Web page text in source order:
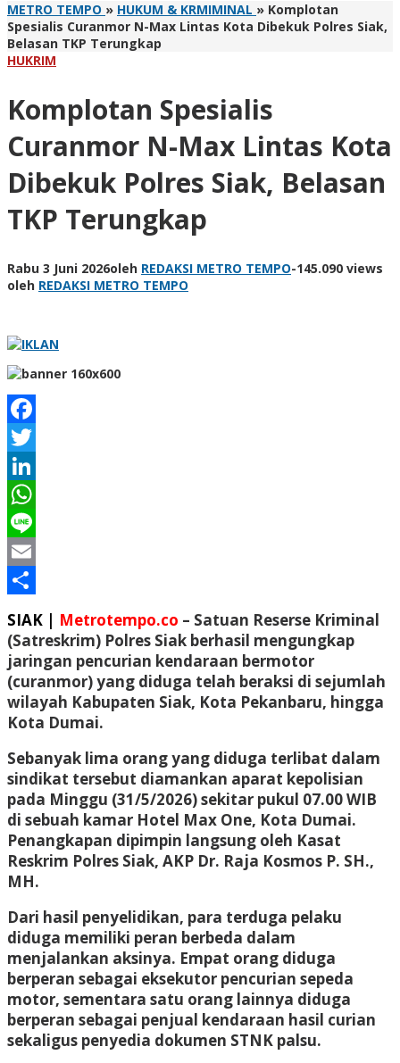
METRO TEMPO » HUKUM & KRMIMINAL » Komplotan
Spesialis Curanmor N-Max Lintas Kota Dibekuk Polres Siak,
Belasan TKP Terungkap
HUKRIM
Komplotan Spesialis
Curanmor N-Max Lintas Kota
Dibekuk Polres Siak, Belasan
TKP Terungkap
Rabu 3 Juni 2026oleh REDAKSI METRO TEMPO-145.090 views
oleh REDAKSI METRO TEMPO
Facebook
Twitter
LinkedIn
WhatsApp
Line
Email
Share
SIAK | Metrotempo.co – Satuan Reserse Kriminal
(Satreskrim) Polres Siak berhasil mengungkap
jaringan pencurian kendaraan bermotor
(curanmor) yang diduga telah beraksi di sejumlah
wilayah Kabupaten Siak, Kota Pekanbaru, hingga
Kota Dumai.
Sebanyak lima orang yang diduga terlibat dalam
sindikat tersebut diamankan aparat kepolisian
pada Minggu (31/5/2026) sekitar pukul 07.00 WIB
di sebuah kamar Hotel Max One, Kota Dumai.
Penangkapan dipimpin langsung oleh Kasat
Reskrim Polres Siak, AKP Dr. Raja Kosmos P. SH.,
MH.
Dari hasil penyelidikan, para terduga pelaku
diduga memiliki peran berbeda dalam
menjalankan aksinya. Empat orang diduga
berperan sebagai eksekutor pencurian sepeda
motor, sementara satu orang lainnya diduga
berperan sebagai penjual kendaraan hasil curian
sekaligus penyedia dokumen STNK palsu.